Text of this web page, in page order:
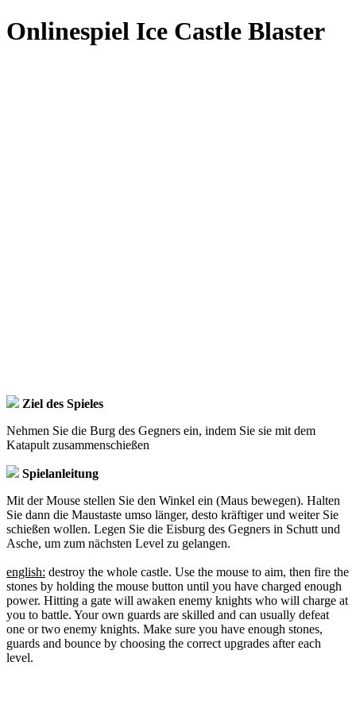
Onlinespiel Ice Castle Blaster
Ziel des Spieles
Nehmen Sie die Burg des Gegners ein, indem Sie sie mit dem
Katapult zusammenschießen
Spielanleitung
Mit der Mouse stellen Sie den Winkel ein (Maus bewegen). Halten
Sie dann die Maustaste umso länger, desto kräftiger und weiter Sie
schießen wollen. Legen Sie die Eisburg des Gegners in Schutt und
Asche, um zum nächsten Level zu gelangen.
english: destroy the whole castle. Use the mouse to aim, then fire the
stones by holding the mouse button until you have charged enough
power. Hitting a gate will awaken enemy knights who will charge at
you to battle. Your own guards are skilled and can usually defeat
one or two enemy knights. Make sure you have enough stones,
guards and bounce by choosing the correct upgrades after each
level.